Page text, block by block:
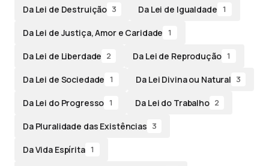
Da Lei de Destruição 3 Da Lei de Igualdade 1
Da Lei de Justiça, Amor e Caridade 1
Da Lei de Liberdade 2 Da Lei de Reprodução 1
Da Lei de Sociedade 1 Da Lei Divina ou Natural 3
Da Lei do Progresso 1 Da Lei do Trabalho 2
Da Pluralidade das Existências 3
Da Vida Espírita 1